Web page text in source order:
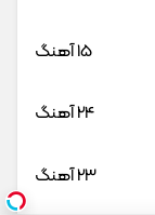
15 آهنگ
24 آهنگ
23 آهنگ